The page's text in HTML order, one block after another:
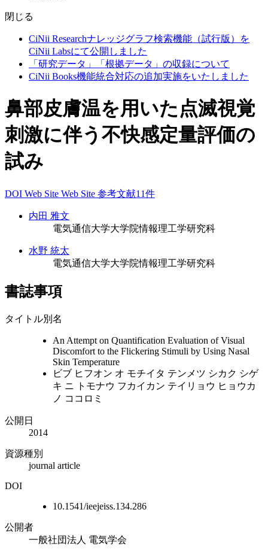
閉じる
CiNii Researchナレッジグラフ検索機能（試行版）を
CiNii Labsにて公開しました
「研究データ」「根拠データ」の収録について
CiNii Books機能統合対応の追加実施をいたしました
鼻部皮膚温を用いた点滅視覚
刺激に伴う不快感定量評価の
試み
DOI Web Site Web Site 参考文献11件
内田 雅文
電気通信大学大学院情報理工学研究科
水野 統太
電気通信大学大学院情報理工学研究科
書誌事項
タイトル別名
An Attempt on Quantification Evaluation of Visual
Discomfort to the Flickering Stimuli by Using Nasal
Skin Temperature
ビブ ヒフオン オ モチイタ テンメツ シカク シゲ
キ ニ トモナウ フカイカン テイリョウ ヒョウカ
ノ ココロミ
公開日
2014
資源種別
journal article
DOI
10.1541/ieejeiss.134.286
公開者
一般社団法人 電気学会